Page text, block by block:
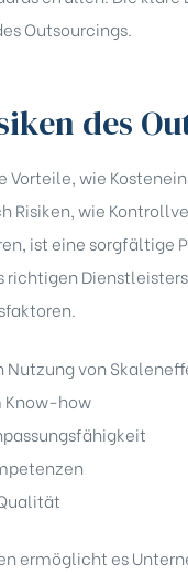
Outsourcings.
des
wie
Risiken, wie
ist eine sorgfältige
richtigen
Nutzung von
Know-how
ermöglicht es